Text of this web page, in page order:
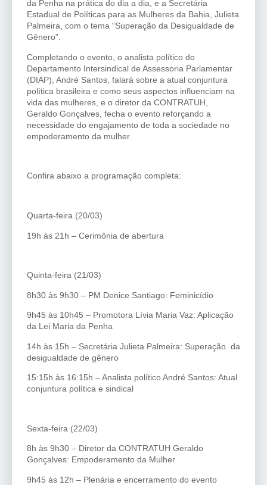
da Penha na prática do dia a dia, e a Secretária
Estadual de Políticas para as Mulheres da Bahia, Julieta
Palmeira, com o tema “Superação da Desigualdade de
Gênero”.
Completando o evento, o analista político do
Departamento Intersindical de Assessoria Parlamentar
(DIAP), André Santos, falará sobre a atual conjuntura
política brasileira e como seus aspectos influenciam na
vida das mulheres, e o diretor da CONTRATUH,
Geraldo Gonçalves, fecha o evento reforçando a
necessidade do engajamento de toda a sociedade no
empoderamento da mulher.
Confira abaixo a programação completa:
Quarta-feira (20/03)
19h às 21h – Cerimônia de abertura
Quinta-feira (21/03)
8h30 às 9h30 – PM Denice Santiago: Feminicídio
9h45 às 10h45 – Promotora Lívia Maria Vaz: Aplicação
da Lei Maria da Penha
14h às 15h – Secretária Julieta Palmeira: Superação da
desigualdade de gênero
15:15h às 16:15h – Analista político André Santos: Atual
conjuntura política e sindical
Sexta-feira (22/03)
8h às 9h30 – Diretor da CONTRATUH Geraldo
Gonçalves: Empoderamento da Mulher
9h45 às 12h – Plenária e encerramento do evento